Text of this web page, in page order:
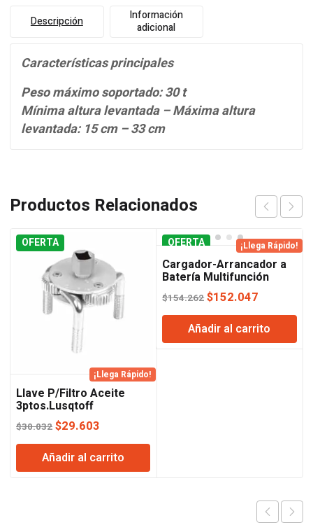
Descripción
Información
adicional
Características principales
Peso máximo soportado: 30 t
Mínima altura levantada – Máxima altura
levantada: 15 cm – 33 cm
Productos Relacionados
OFERTA
¡Llega Rápido!
Llave P/Filtro Aceite
3ptos.Lusqtoff
$30.032 El
precio
original
era:
$29.603
precio
actual
es:
Añadir al carrito
OFERTA ¡Llega Rápido!
Cargador-Arrancador a
Batería Multifunción
Lusqtoff
$154.262El
precio
original
era:
$152.047
precio
actual
es:
Añadir al carrito